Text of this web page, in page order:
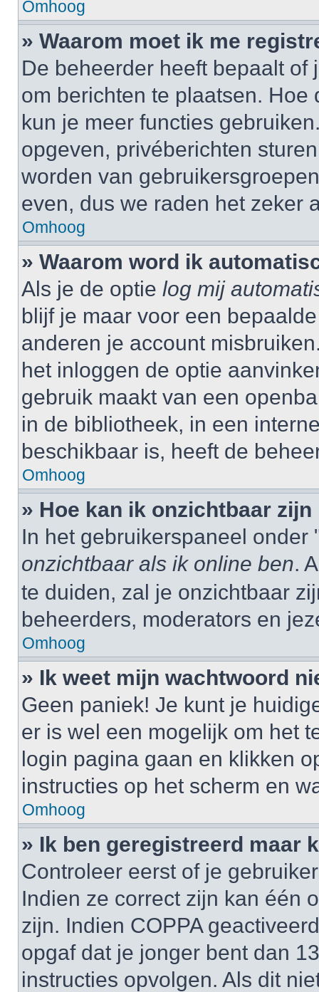
Omhoog
» Waarom moet ik me
De beheerder heeft bepaalt
om berichten te plaatsen.
kun je meer functies
opgeven, privéberichten
worden van
even, dus we raden het zeker
Omhoog
» Waarom word ik
Als je de optie log mij
blijf je maar voor een
anderen je account
het inloggen de optie
gebruik maakt van een
in de bibliotheek, in een
beschikbaar is, heeft de
Omhoog
» Hoe kan ik onzichtbaar
In het gebruikerspaneel
onzichtbaar als ik online ben.
te duiden, zal je onzichtbaar
beheerders, moderators en
Omhoog
» Ik weet mijn wachtwoord
Geen paniek! Je kunt je
er is wel een mogelijk om het
login pagina gaan en klikken
instructies op het scherm en
Omhoog
» Ik ben geregistreerd maar
Controleer eerst of je
Indien ze correct zijn kan één
zijn. Indien COPPA
opgaf dat je jonger bent dan
instructies opvolgen. Als dit